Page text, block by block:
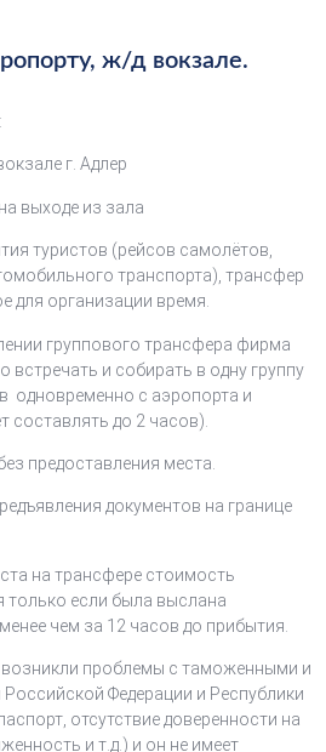
ж/д вокзале.
г. Адлер
выходе из зала
туристов (рейсов самолётов,
транспорта), трансфер
для организации время.
группового трансфера фирма
встречать и собирать в одну группу
одновременно с аэропорта и
до 2 часов).
предоставления места.
документов на границе
на трансфере стоимость
если была выслана
чем за 12 часов до прибытия.
возникли проблемы с таможенными и
Федерации и Республики
отсутствие доверенности на
и т.д.) и он не имеет